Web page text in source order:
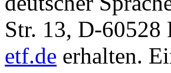
Str. 13, D-
etf.de erhalten.